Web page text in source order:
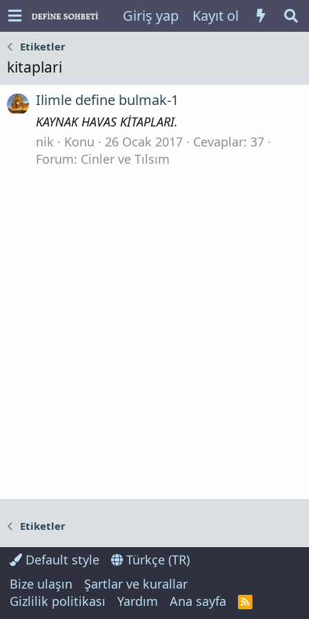
Giriş yap Kayıt ol
Etiketler
kitaplari
Ilimle define bulmak-1
KAYNAK HAVAS KİTAPLARI.
nik
Konu 26 Ocak 2017
Cevaplar: 37
Forum: Cinler ve Tılsım
Etiketler
Default style
Türkçe (TR)
Bize ulaşın
Şartlar ve kurallar
Gizlilik politikası
Yardım Ana sayfa
R